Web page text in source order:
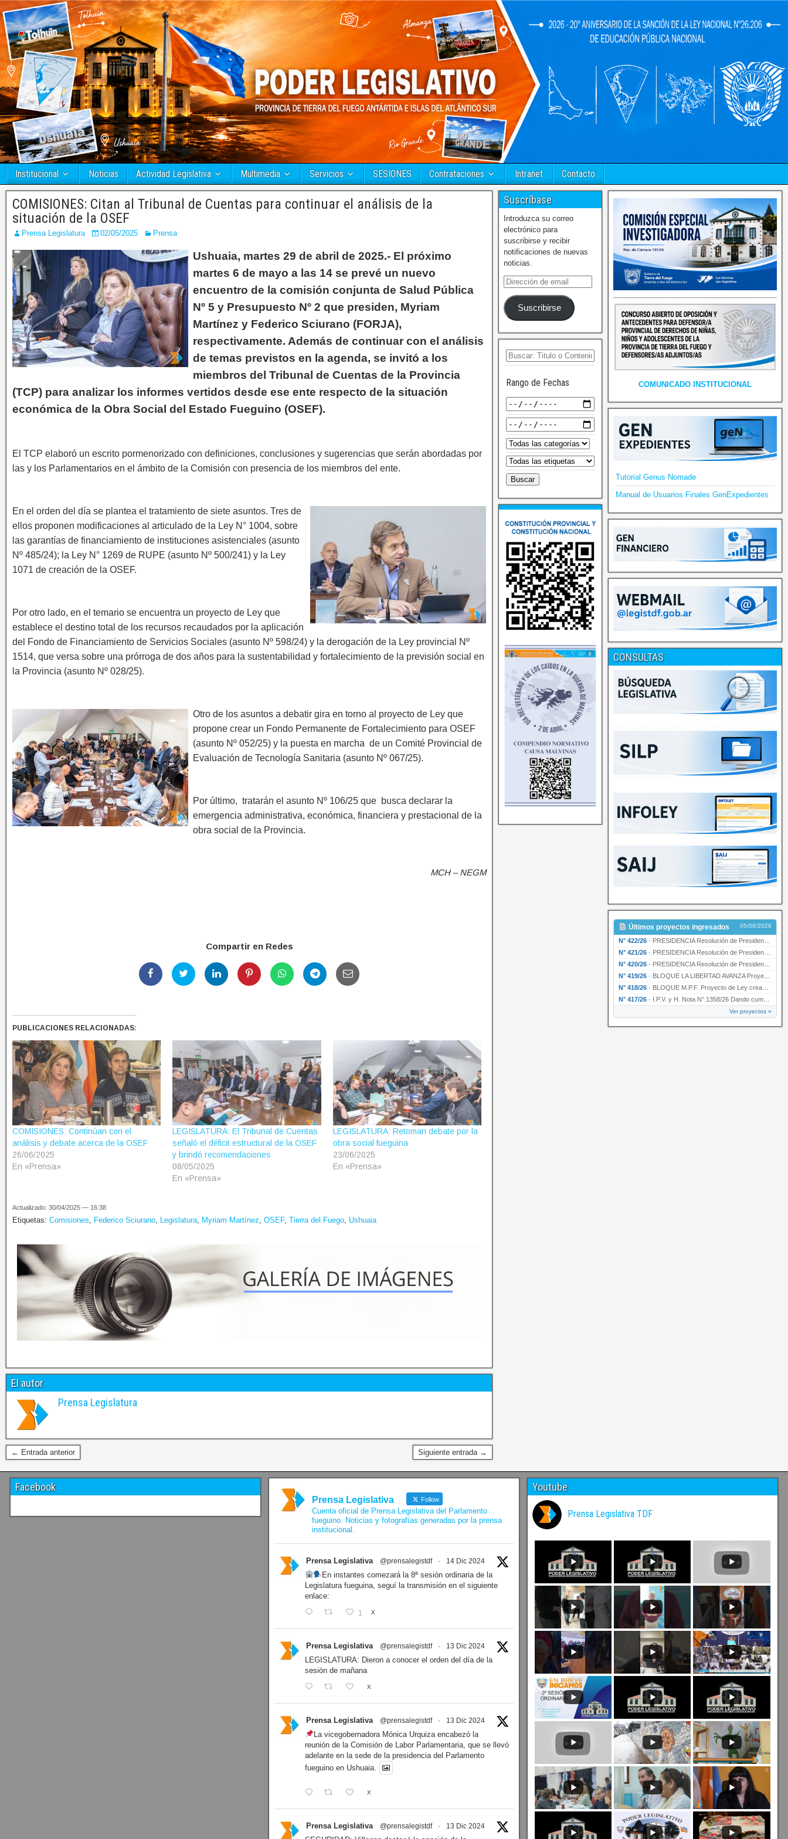
Institucional Noticias Actividad Legislativa Multimedia Servicios SESIONES Contrataciones Intranet Contacto
COMISIONES: Citan al Tribunal de Cuentas para continuar el análisis de la
situación de la OSEF
Prensa Legislatura 02/05/2025 Prensa
Ushuaia, martes 29 de abril de 2025.- El próximo
martes 6 de mayo a las 14 se prevé un nuevo
encuentro de la comisión conjunta de Salud Pública
Nº 5 y Presupuesto Nº 2 que presiden, Myriam
Martínez y Federico Sciurano (FORJA),
respectivamente. Además de continuar con el análisis
de temas previstos en la agenda, se invitó a los
miembros del Tribunal de Cuentas de la Provincia
(TCP) para analizar los informes vertidos desde ese ente respecto de la situación
económica de la Obra Social del Estado Fueguino (OSEF).
El TCP elaboró un escrito pormenorizado con definiciones, conclusiones y sugerencias que serán abordadas por
las y los Parlamentarios en el ámbito de la Comisión con presencia de los miembros del ente.
En el orden del día se plantea el tratamiento de siete asuntos. Tres de
ellos proponen modificaciones al articulado de la Ley N° 1004, sobre
las garantías de financiamiento de instituciones asistenciales (asunto
Nº 485/24); la Ley N° 1269 de RUPE (asunto Nº 500/241) y la Ley
1071 de creación de la OSEF.
Por otro lado, en el temario se encuentra un proyecto de Ley que
establece el destino total de los recursos recaudados por la aplicación
del Fondo de Financiamiento de Servicios Sociales (asunto Nº 598/24) y la derogación de la Ley provincial Nº
1514, que versa sobre una prórroga de dos años para la sustentabilidad y fortalecimiento de la previsión social en
la Provincia (asunto Nº 028/25).
Otro de los asuntos a debatir gira en torno al proyecto de Ley que
propone crear un Fondo Permanente de Fortalecimiento para OSEF
(asunto Nº 052/25) y la puesta en marcha de un Comité Provincial de
Evaluación de Tecnología Sanitaria (asunto Nº 067/25).
Por último, tratarán el asunto Nº 106/25 que busca declarar la
emergencia administrativa, económica, financiera y prestacional de la
obra social de la Provincia.
MCH – NEGM
Compartir en Redes
PUBLICACIONES RELACIONADAS:
COMISIONES: Continúan con el
análisis y debate acerca de la OSEF
26/06/2025
En «Prensa»
LEGISLATURA: El Tribunal de Cuentas
señaló el déficit estructural de la OSEF
y brindó recomendaciones
08/05/2025
En «Prensa»
LEGISLATURA: Retoman debate por la
obra social fueguina
23/06/2025
En «Prensa»
Actualizado: 30/04/2025 — 16:38
Etiquetas: Comisiones, Federico Sciurano, Legislatura, Myriam Martínez, OSEF, Tierra del Fuego, Ushuaia
El autor
Prensa Legislatura
← Entrada anterior Siguiente entrada →
Suscríbase
Introduzca su correo
electrónico para
suscribirse y recibir
notificaciones de nuevas
noticias.
Suscribirse
Rango de Fechas COMUNICADO INSTITUCIONAL
Tutorial Genus Nomade
Manual de Usuarios Finales GenExpedientes
CONSULTAS
Últimos proyectos ingresados 05/08/2026
N° 422/26 · PRESIDENCIA Resolución de Presidencia N° 200/26 para su ratificación.
N° 421/26 · PRESIDENCIA Resolución de Presidencia N° 199/26 para su ratificación.
N° 420/26 · PRESIDENCIA Resolución de Presidencia N° 198/26 para su ratificación.
N° 419/26 · BLOQUE LA LIBERTAD AVANZA Proyecto de Ley declarando la esencialidad del servicio educativ…
N° 418/26 · BLOQUE M.P.F. Proyecto de Ley creando el Ente Único Regulador de servicios públicos de la …
N° 417/26 · I.P.V. y H. Nota N° 1358/26 Dando cumplimiento al artículo 29 de la Ley provincial N° 1399…
Ver proyectos »
Facebook
Prensa Legislativa Follow
Cuenta oficial de Prensa Legislativa del Parlamento
fueguino. Noticias y fotografías generadas por la prensa
institucional.
Prensa Legislativa @prensalegistdf · 14 Dic 2024
En instantes comezará la 8ª sesión ordinaria de la
Legislatura fueguina, seguí la transmisión en el siguiente
enlace:
1 X
Prensa Legislativa @prensalegistdf · 13 Dic 2024
LEGISLATURA: Dieron a conocer el orden del día de la
sesión de mañana
X
Prensa Legislativa @prensalegistdf · 13 Dic 2024
La vicegobernadora Mónica Urquiza encabezó la
reunión de la Comisión de Labor Parlamentaria, que se llevó
adelante en la sede de la presidencia del Parlamento
fueguino en Ushuaia.
X
Prensa Legislativa @prensalegistdf · 13 Dic 2024
Youtube
Prensa Legislativa TDF